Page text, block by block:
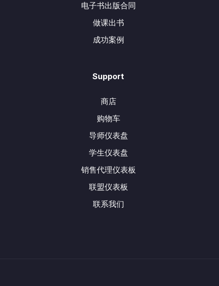
电子书出版合同
做课出书
成功案例
Support
商店
购物车
导师仪表盘
学生仪表盘
销售代理仪表板
联盟仪表板
联系我们